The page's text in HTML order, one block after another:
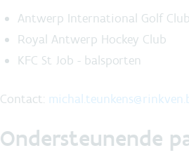
Antwerp International Golf
Royal Antwerp Hockey Club
KFC St Job - balsporten
Contact:
Ondersteunende